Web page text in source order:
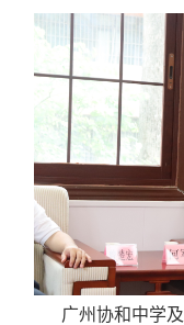
广州协和中学及